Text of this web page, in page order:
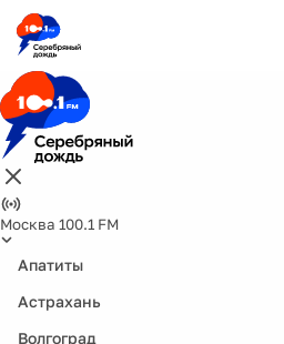
Москва 100.1 FM
Апатиты
Астрахань
Волгоград